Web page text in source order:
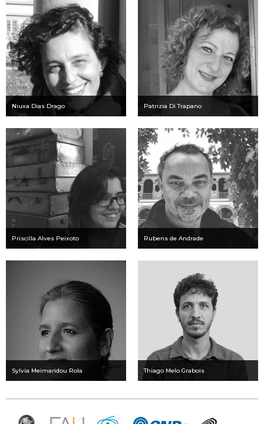
Niuxa Dias Drago Patrizia Di Trapano
Priscilla Alves Peixoto Rubens de Andrade
Sylvia Meimaridou Rola Thiago Melo Grabois